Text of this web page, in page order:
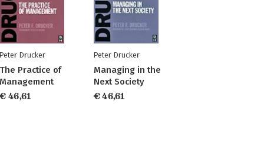
Peter Drucker
The Practice of
Management
€ 46,61
Peter Drucker
Managing in the
Next Society
€ 46,61